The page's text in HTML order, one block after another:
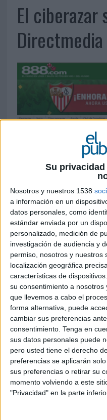
Su
Nosotros y nuestros 1538
a información en un
datos personales, como
estándar enviada por un
personalizado, medición de
investigación de audiencia y
permiso, nosotros y nuestros
localización geográfica
características de
su consentimiento a
que llevemos a cabo el
forma alternativa, puede
cambiar sus preferencias
consentimiento. Tenga en
sus datos personales puede
pero usted tiene el derecho
preferencias se aplicarán
sus preferencias o retirar su
momento volviendo a este
"Privacidad" en la parte
El ciberazar
Directmedia
28 DE MAYO DE 2007
El Grupo 888,
line, ha empezado a
on-Net y Pacific Poker
España, con la
agencia de medios
directa del Grupo
Con el objetivo
888.com en nuestro
su página web,
completos de